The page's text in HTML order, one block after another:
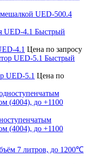
UED-500.4
Быстрый
4.1 Цена по запросу
Быстрый
UED-5.1 Цена по
(4004), до +1100